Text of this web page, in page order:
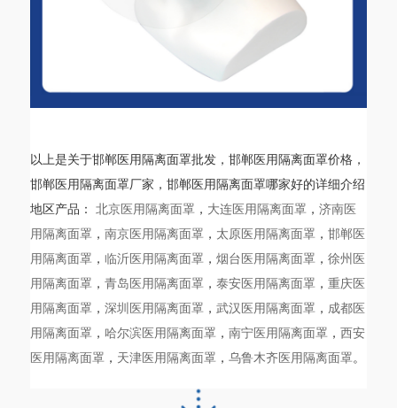
以上是关于邯郸医用隔离面罩批发，邯郸医用隔离面罩价格，
邯郸医用隔离面罩厂家，邯郸医用隔离面罩哪家好的详细介绍
地区产品： 北京医用隔离面罩 ， 大连医用隔离面罩 ， 济南医
用隔离面罩 ， 南京医用隔离面罩 ， 太原医用隔离面罩 ， 邯郸医
用隔离面罩 ， 临沂医用隔离面罩 ， 烟台医用隔离面罩 ， 徐州医
用隔离面罩 ， 青岛医用隔离面罩 ， 泰安医用隔离面罩 ， 重庆医
用隔离面罩 ， 深圳医用隔离面罩 ， 武汉医用隔离面罩 ， 成都医
用隔离面罩 ， 哈尔滨医用隔离面罩 ， 南宁医用隔离面罩 ， 西安
医用隔离面罩 ， 天津医用隔离面罩 ， 乌鲁木齐医用隔离面罩 。